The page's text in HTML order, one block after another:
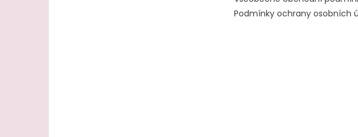
Podmínky ochrany osobních